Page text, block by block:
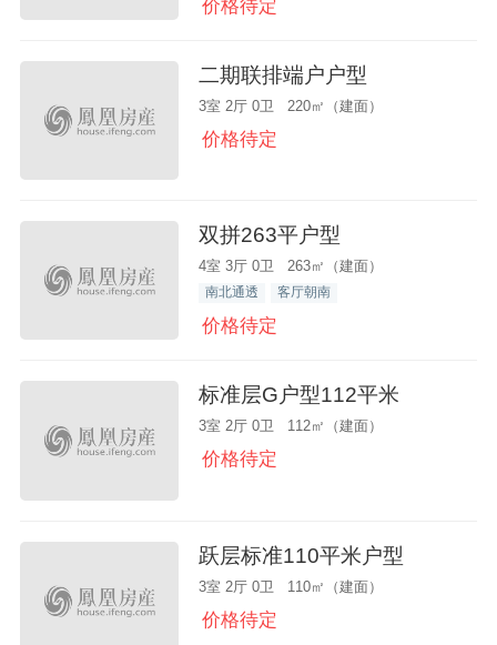
价格待定
二期联排端户户型
3室 2厅 0卫 220㎡（建面）
价格待定
双拼263平户型
4室 3厅 0卫 263㎡（建面）
南北通透 客厅朝南
价格待定
标准层G户型112平米
3室 2厅 0卫 112㎡（建面）
价格待定
跃层标准110平米户型
3室 2厅 0卫 110㎡（建面）
价格待定